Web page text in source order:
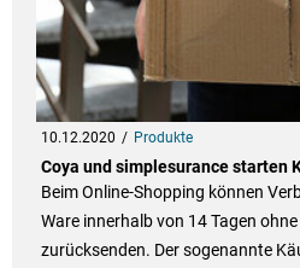
10.12.2020 Produkte
Coya und simplesurance starten
Beim Online-Shopping können
Ware innerhalb von 14 Tagen
zurücksenden. Der sogenannte